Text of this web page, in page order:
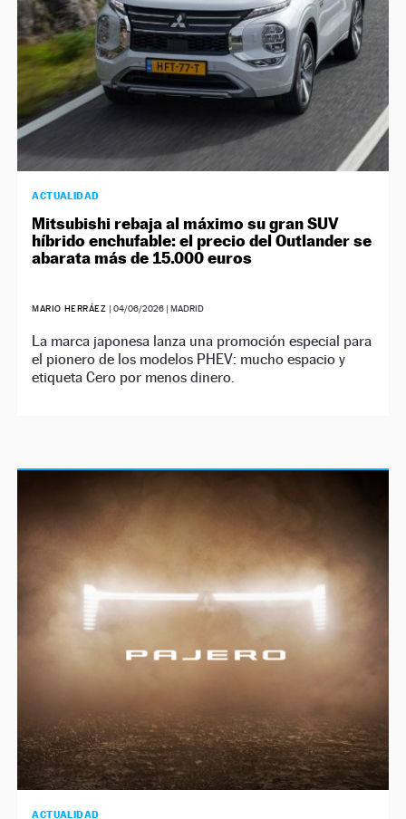
ACTUALIDAD
Mitsubishi rebaja al máximo su gran SUV
híbrido enchufable: el precio del Outlander se
abarata más de 15.000 euros
MARIO HERRÁEZ |04/06/2026 | MADRID
La marca japonesa lanza una promoción especial para
el pionero de los modelos PHEV: mucho espacio y
etiqueta Cero por menos dinero.
ACTUALIDAD